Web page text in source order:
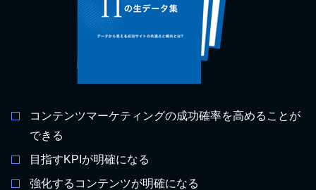
コンテンツマーケティングの成功確率を高めることが
できる
目指すKPIが明確になる
強化するコンテンツが明確になる